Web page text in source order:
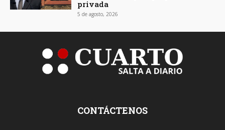
privada
5 de agosto, 2026
CONTÁCTENOS